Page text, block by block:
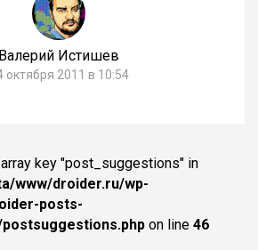
Валерий Истишев
октября 2011 в 10:54
key "post_suggestions" in
www/droider.ru/wp-
posts-
on line 46